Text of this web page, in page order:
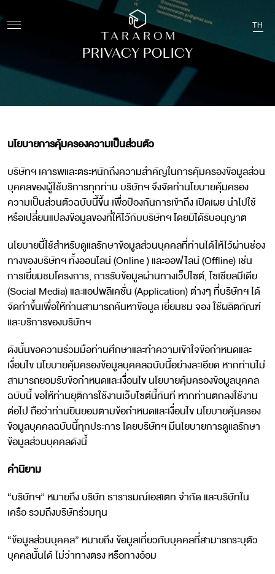
TH
PRIVACY POLICY
นโยบายการคุ้มครองความเป็นส่วนตัว
บริษัทฯ เคารพและตระหนักถึงความสำคัญในการคุ้มครองข้อมูลส่วน
บุคคลของผู้ใช้บริการทุกท่าน บริษัทฯ จึงจัดทำนโยบายคุ้มครอง
ความเป็นส่วนตัวฉบับนี้ขึ้น เพื่อป้องกันการเข้าถึง เปิดเผย นำไปใช้
หรือเปลี่ยนแปลงข้อมูลของที่ให้ไว้กับบริษัทฯ โดยมิได้รับอนุญาต
นโยบายนี้ใช้สำหรับดูแลรักษาข้อมูลส่วนบุคคลที่ท่านได้ให้ไว้ผ่านช่อง
ทางของบริษัทฯ ทั้งออนไลน์ (Online ) และออฟไลน์ (Offline) เช่น
การเยี่ยมชมโครงการ, การรับข้อมูลผ่านทางเว็ปไซต์, โซเชียลมีเดีย
(Social Media) และแอปพลิเคชั่น (Application) ต่างๆ ที่บริษัทฯ ได้
จัดทำขึ้นเพื่อให้ท่านสามารถค้นหาข้อมูล เยี่ยมชม จอง ใช้ผลิตภัณฑ์
และบริการของบริษัทฯ
ดังนั้นขอความร่วมมือท่านศึกษาและทำความเข้าใจข้อกำหนดและ
เงื่อนไข นโยบายคุ้มครองข้อมูลบุคคลฉบับนี้อย่างละเอียด หากท่านไม่
สามารถยอมรับข้อกำหนดและเงื่อนไข นโยบายคุ้มครองข้อมูลบุคคล
ฉบับนี้ ขอให้ท่านยุติการใช้งานเว็บไซต์นี้ทันที หากท่านตกลงใช้งาน
ต่อไป ถือว่าท่านยินยอมตามข้อกำหนดและเงื่อนไข นโยบายคุ้มครอง
ข้อมูลบุคคลฉบับนี้ทุกประการ โดยบริษัทฯ มีนโยบายการดูแลรักษา
ข้อมูลส่วนบุคคลดังนี้
คำนิยาม
“บริษัทฯ” หมายถึง บริษัท ธารารมณ์เอสเตท จำกัด และบริษัทใน
เครือ รวมถึงบริษัทร่วมทุน
“ข้อมูลส่วนบุคคล” หมายถึง ข้อมูลเกี่ยวกับบุคคลที่สามารถระบุตัว
บุคคลนั้นได้ ไม่ว่าทางตรง หรือทางอ้อม